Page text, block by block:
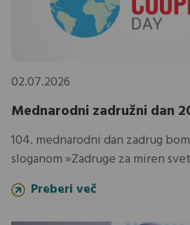
02.07.2026
Mednarodni zadružni dan
104. mednarodni dan zadrug
sloganom »Zadruge za miren
Preberi več